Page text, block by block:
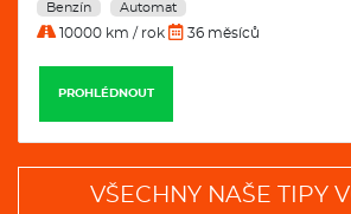
Benzín Automat
10000 km / rok 36 měsíců
PROHLÉDNOUT
VŠECHNY NAŠE TIPY